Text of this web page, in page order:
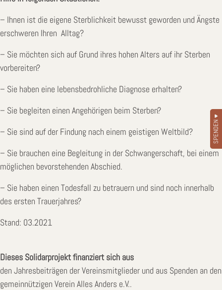
– Ihnen ist die eigene Sterblichkeit bewusst geworden und Ängste
erschweren Ihren Alltag?
– Sie möchten sich auf Grund ihres hohen Alters auf ihr Sterben
vorbereiten?
– Sie haben eine lebensbedrohliche Diagnose erhalten?
– Sie begleiten einen Angehörigen beim Sterben?
– Sie sind auf der Findung nach einem geistigen Weltbild?
– Sie brauchen eine Begleitung in der Schwangerschaft, bei einem
möglichen bevorstehenden Abschied.
– Sie haben einen Todesfall zu betrauern und sind noch innerhalb
des ersten Trauerjahres?
Stand: 03.2021
Dieses Solidarprojekt finanziert sich aus
den Jahresbeiträgen der Vereinsmitglieder und aus Spenden an den
gemeinnützigen Verein Alles Anders e.V..
SPENDEN ♥